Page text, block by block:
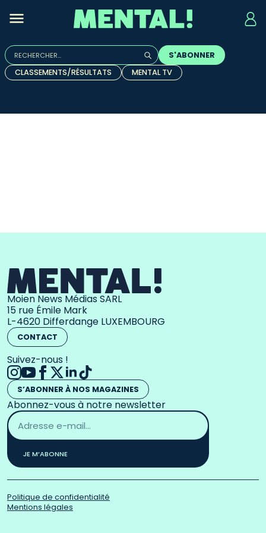
Rechercher :
Quand les résultats de l'auto-complétion sont
S'ABONNER
CLASSEMENTS/RÉSULTATS
MENTAL TV
Moien News Médias SARL
15 rue Émile Mark
L-4620 Differdange LUXEMBOURG
CONTACT
Suivez-nous !
S’ABONNER À NOS MAGAZINES
Abonnez-vous à notre newsletter
Adresse
email
*
JE M’ABONNE
Politique de confidentialité
Mentions légales